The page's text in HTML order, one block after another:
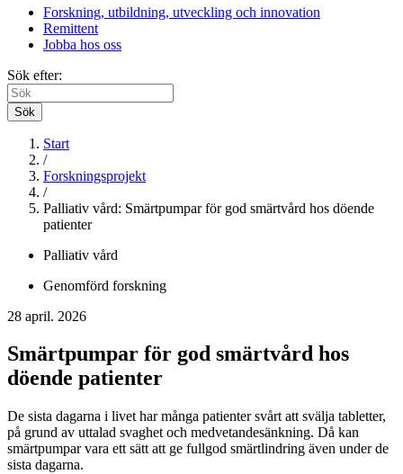
Forskning, utbildning, utveckling och innovation
Remittent
Jobba hos oss
Sök efter:
Sök
Start
/
Forskningsprojekt
/
Palliativ vård: Smärtpumpar för god smärtvård hos döende
patienter
Palliativ vård
Genomförd forskning
28 april. 2026
Smärtpumpar för god smärtvård hos
döende patienter
De sista dagarna i livet har många patienter svårt att svälja tabletter,
på grund av uttalad svaghet och medvetandesänkning. Då kan
smärtpumpar vara ett sätt att ge fullgod smärtlindring även under de
sista dagarna.